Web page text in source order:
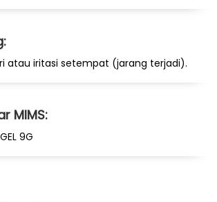
atau iritasi setempat (jarang terjadi).
MIMS:
9G